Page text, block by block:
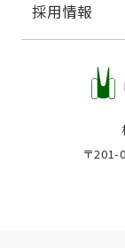
〒201-
採用情報